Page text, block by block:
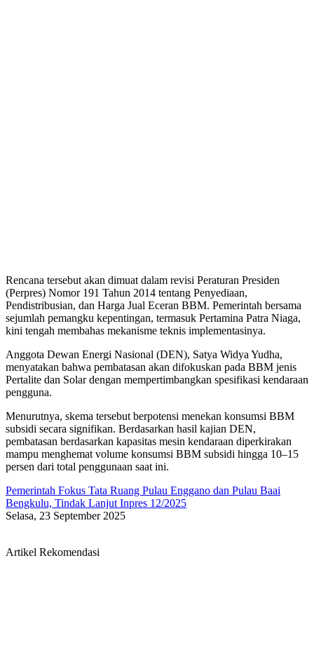
Rencana tersebut akan dimuat dalam revisi Peraturan Presiden
(Perpres) Nomor 191 Tahun 2014 tentang Penyediaan,
Pendistribusian, dan Harga Jual Eceran BBM. Pemerintah bersama
sejumlah pemangku kepentingan, termasuk Pertamina Patra Niaga,
kini tengah membahas mekanisme teknis implementasinya.
Anggota Dewan Energi Nasional (DEN), Satya Widya Yudha,
menyatakan bahwa pembatasan akan difokuskan pada BBM jenis
Pertalite dan Solar dengan mempertimbangkan spesifikasi kendaraan
pengguna.
Menurutnya, skema tersebut berpotensi menekan konsumsi BBM
subsidi secara signifikan. Berdasarkan hasil kajian DEN,
pembatasan berdasarkan kapasitas mesin kendaraan diperkirakan
mampu menghemat volume konsumsi BBM subsidi hingga 10–15
persen dari total penggunaan saat ini.
Pemerintah Fokus Tata Ruang Pulau Enggano dan Pulau Baai
Bengkulu, Tindak Lanjut Inpres 12/2025
Selasa, 23 September 2025
Artikel Rekomendasi